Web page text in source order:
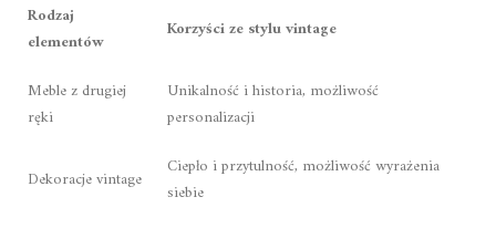
Rodzaj
elementów
Korzyści ze stylu vintage
Meble z drugiej
ręki
Unikalność i historia, możliwość
personalizacji
Dekoracje vintage
Ciepło i przytulność, możliwość wyrażenia
siebie